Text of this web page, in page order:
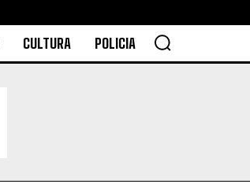
CULTURA POLICIA